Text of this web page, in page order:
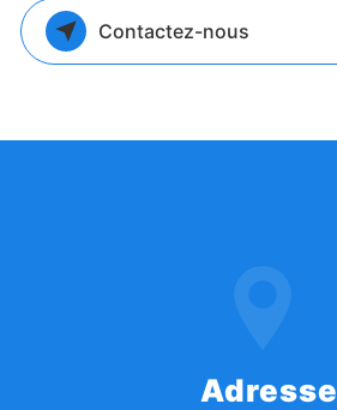
Contactez-nous
Adresse